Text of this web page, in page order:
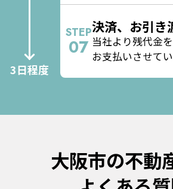
3日程度
STEP
07
決済、お引き
当社より残代金を
お支払いさせてい
大阪市の不動